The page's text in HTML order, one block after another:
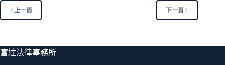
上一頁 下一頁
富達法律事務所